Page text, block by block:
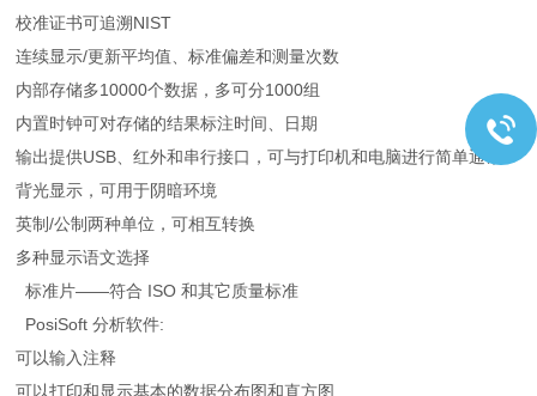
校准证书可追溯NIST
连续显示/更新平均值、标准偏差和测量次数
内部存储多10000个数据，多可分1000组
内置时钟可对存储的结果标注时间、日期
输出提供USB、红外和串行接口，可与打印机和电脑进行简单通讯
背光显示，可用于阴暗环境
英制/公制两种单位，可相互转换
多种显示语文选择
标准片——符合 ISO 和其它质量标准
PosiSoft 分析软件:
可以输入注释
可以打印和显示基本的数据分布图和直方图